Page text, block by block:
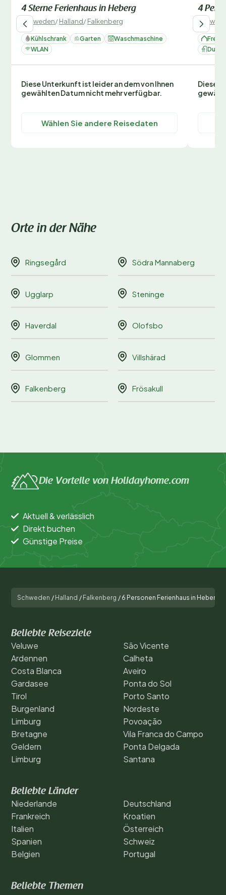
4 Sterne Ferienhaus in Heberg
Schweden/Halland/Falkenberg
Kühlschrank Garten
Waschmaschine
WLAN
Diese Unterkunft ist leider an dem von Ihnen
gewählten Datum nicht mehr verfügbar.
Wählen Sie andere Reisedaten
4
Diese
Orte in der Nähe
Ringsegård Södra Mannaberg
Ugglarp Steninge
Haverdal Olofsbo
Glommen Villshärad
Falkenberg Frösakull
Die Vorteile von Holidayhome.com
Aktuell & verlässlich
Direkt buchen
Günstige Preise
Schweden / Halland / Falkenberg / 6 Personen Ferienhaus in Heberg
Beliebte Reiseziele
Veluwe
Ardennen
Costa Blanca
Gardasee
Tirol
Burgenland
Limburg
Bretagne
Geldern
Limburg
São Vicente
Calheta
Aveiro
Ponta do Sol
Porto Santo
Nordeste
Povoação
Vila Franca do Campo
Ponta Delgada
Santana
Beliebte Länder
Niederlande
Frankreich
Italien
Spanien
Belgien
Deutschland
Kroatien
Österreich
Schweiz
Portugal
Beliebte Themen